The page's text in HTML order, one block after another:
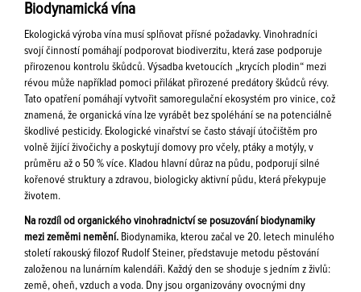
Biodynamická vína
Ekologická výroba vína musí splňovat přísné požadavky. Vinohradníci
svojí činností pomáhají podporovat biodiverzitu, která zase podporuje
přirozenou kontrolu škůdců. Výsadba kvetoucích „krycích plodin“ mezi
révou může například pomoci přilákat přirozené predátory škůdců révy.
Tato opatření pomáhají vytvořit samoregulační ekosystém pro vinice, což
znamená, že organická vína lze vyrábět bez spoléhání se na potenciálně
škodlivé pesticidy. Ekologické vinařství se často stávají útočištěm pro
volně žijící živočichy a poskytují domovy pro včely, ptáky a motýly, v
průměru až o 50 % více. Kladou hlavní důraz na půdu, podporují silné
kořenové struktury a zdravou, biologicky aktivní půdu, která překypuje
životem.
Na rozdíl od organického vinohradnictví se posuzování biodynamiky
mezi zeměmi nemění. Biodynamika, kterou začal ve 20. letech minulého
století rakouský filozof Rudolf Steiner, představuje metodu pěstování
založenou na lunárním kalendáři. Každý den se shoduje s jedním z živlů:
země, oheň, vzduch a voda. Dny jsou organizovány ovocnými dny